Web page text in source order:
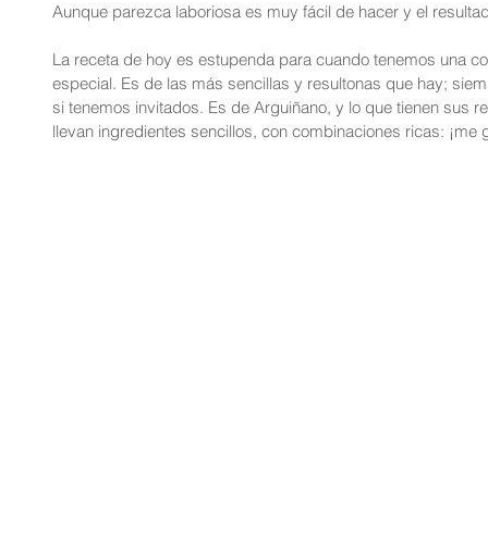
Aunque parezca laboriosa es muy fácil de hacer y el
La receta de hoy es estupenda para cuando tenemos una
especial. Es de las más sencillas y resultonas que hay;
si tenemos invitados. Es de Arguiñano, y lo que tienen sus
llevan ingredientes sencillos, con combinaciones ricas: ¡me